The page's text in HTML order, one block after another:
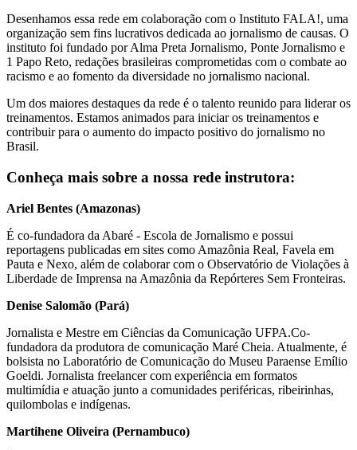
Desenhamos essa rede em colaboração com o Instituto FALA!, uma
organização sem fins lucrativos dedicada ao jornalismo de causas. O
instituto foi fundado por Alma Preta Jornalismo, Ponte Jornalismo e
1 Papo Reto, redações brasileiras comprometidas com o combate ao
racismo e ao fomento da diversidade no jornalismo nacional.
Um dos maiores destaques da rede é o talento reunido para liderar os
treinamentos. Estamos animados para iniciar os treinamentos e
contribuir para o aumento do impacto positivo do jornalismo no
Brasil.
Conheça mais sobre a nossa rede instrutora:
Ariel Bentes (Amazonas)
É co-fundadora da Abaré - Escola de Jornalismo e possui
reportagens publicadas em sites como Amazônia Real, Favela em
Pauta e Nexo, além de colaborar com o Observatório de Violações à
Liberdade de Imprensa na Amazônia da Repórteres Sem Fronteiras.
Denise Salomão (Pará)
Jornalista e Mestre em Ciências da Comunicação UFPA.Co-
fundadora da produtora de comunicação Maré Cheia. Atualmente, é
bolsista no Laboratório de Comunicação do Museu Paraense Emílio
Goeldi. Jornalista freelancer com experiência em formatos
multimídia e atuação junto a comunidades periféricas, ribeirinhas,
quilombolas e indígenas.
Martihene Oliveira (Pernambuco)